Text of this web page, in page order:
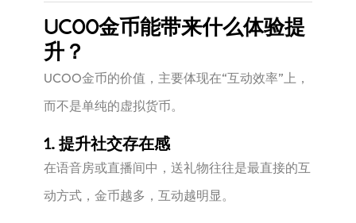
UCOO金币能带来什么体验提
升？
UCOO金币的价值，主要体现在“互动效率”上，
而不是单纯的虚拟货币。
1. 提升社交存在感
在语音房或直播间中，送礼物往往是最直接的互
动方式，金币越多，互动越明显。